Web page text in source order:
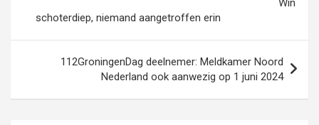
Win
schoterdiep, niemand aangetroffen erin
112GroningenDag deelnemer: Meldkamer Noord
Nederland ook aanwezig op 1 juni 2024